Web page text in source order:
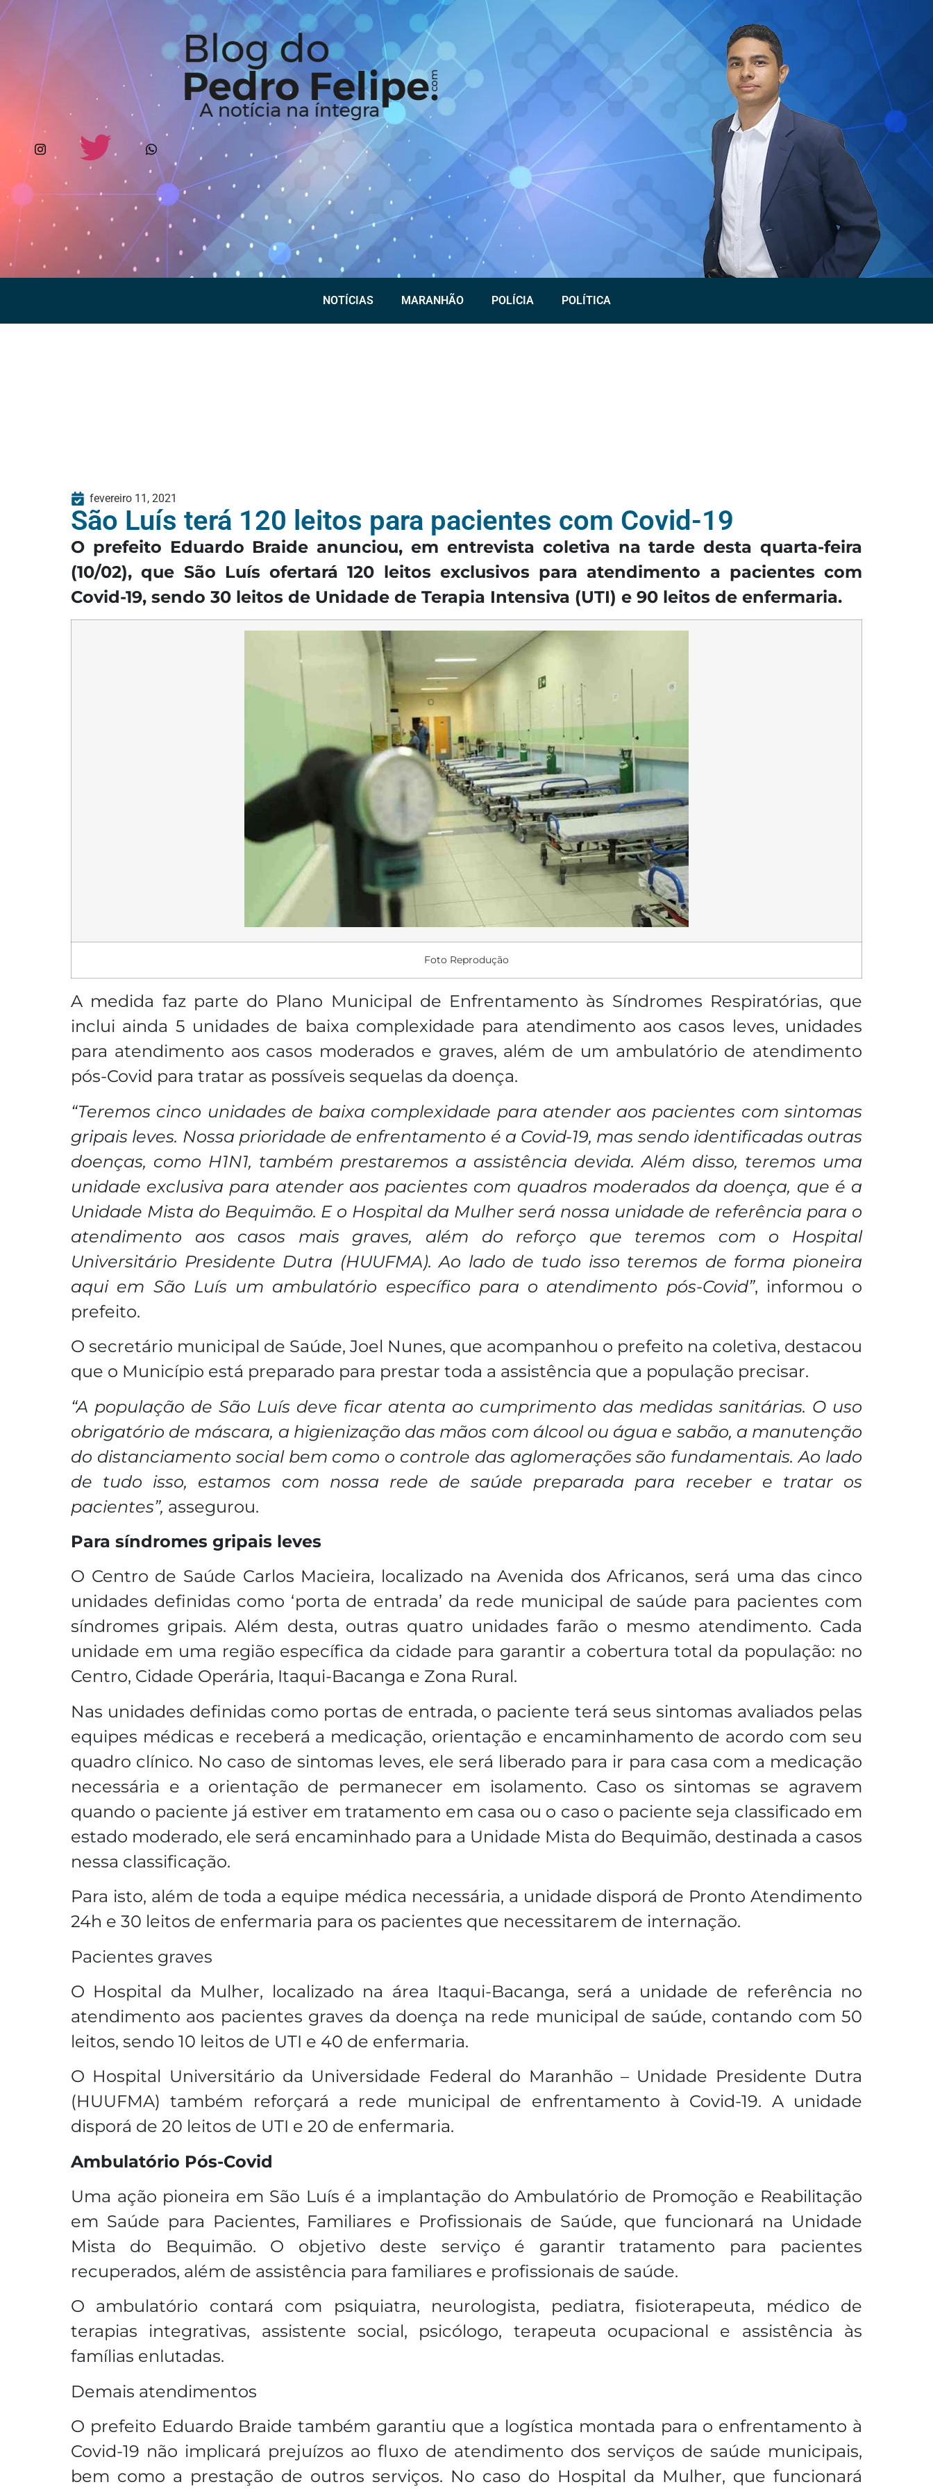
NOTÍCIAS MARANHÃO POLÍCIA POLÍTICA
fevereiro 11, 2021
São Luís terá 120 leitos para pacientes com Covid-19
O prefeito Eduardo Braide anunciou, em entrevista coletiva na tarde desta quarta-feira
(10/02), que São Luís ofertará 120 leitos exclusivos para atendimento a pacientes com
Covid-19, sendo 30 leitos de Unidade de Terapia Intensiva (UTI) e 90 leitos de enfermaria.
Foto Reprodução
A medida faz parte do Plano Municipal de Enfrentamento às Síndromes Respiratórias, que
inclui ainda 5 unidades de baixa complexidade para atendimento aos casos leves, unidades
para atendimento aos casos moderados e graves, além de um ambulatório de atendimento
pós-Covid para tratar as possíveis sequelas da doença.
“Teremos cinco unidades de baixa complexidade para atender aos pacientes com sintomas
gripais leves. Nossa prioridade de enfrentamento é a Covid-19, mas sendo identificadas outras
doenças, como H1N1, também prestaremos a assistência devida. Além disso, teremos uma
unidade exclusiva para atender aos pacientes com quadros moderados da doença, que é a
Unidade Mista do Bequimão. E o Hospital da Mulher será nossa unidade de referência para o
atendimento aos casos mais graves, além do reforço que teremos com o Hospital
Universitário Presidente Dutra (HUUFMA). Ao lado de tudo isso teremos de forma pioneira
aqui em São Luís um ambulatório específico para o atendimento pós-Covid”, informou o
prefeito.
O secretário municipal de Saúde, Joel Nunes, que acompanhou o prefeito na coletiva, destacou
que o Município está preparado para prestar toda a assistência que a população precisar.
“A população de São Luís deve ficar atenta ao cumprimento das medidas sanitárias. O uso
obrigatório de máscara, a higienização das mãos com álcool ou água e sabão, a manutenção
do distanciamento social bem como o controle das aglomerações são fundamentais. Ao lado
de tudo isso, estamos com nossa rede de saúde preparada para receber e tratar os
pacientes”, assegurou.
Para síndromes gripais leves
O Centro de Saúde Carlos Macieira, localizado na Avenida dos Africanos, será uma das cinco
unidades definidas como ‘porta de entrada’ da rede municipal de saúde para pacientes com
síndromes gripais. Além desta, outras quatro unidades farão o mesmo atendimento. Cada
unidade em uma região específica da cidade para garantir a cobertura total da população: no
Centro, Cidade Operária, Itaqui-Bacanga e Zona Rural.
Nas unidades definidas como portas de entrada, o paciente terá seus sintomas avaliados pelas
equipes médicas e receberá a medicação, orientação e encaminhamento de acordo com seu
quadro clínico. No caso de sintomas leves, ele será liberado para ir para casa com a medicação
necessária e a orientação de permanecer em isolamento. Caso os sintomas se agravem
quando o paciente já estiver em tratamento em casa ou o caso o paciente seja classificado em
estado moderado, ele será encaminhado para a Unidade Mista do Bequimão, destinada a casos
nessa classificação.
Para isto, além de toda a equipe médica necessária, a unidade disporá de Pronto Atendimento
24h e 30 leitos de enfermaria para os pacientes que necessitarem de internação.
Pacientes graves
O Hospital da Mulher, localizado na área Itaqui-Bacanga, será a unidade de referência no
atendimento aos pacientes graves da doença na rede municipal de saúde, contando com 50
leitos, sendo 10 leitos de UTI e 40 de enfermaria.
O Hospital Universitário da Universidade Federal do Maranhão – Unidade Presidente Dutra
(HUUFMA) também reforçará a rede municipal de enfrentamento à Covid-19. A unidade
disporá de 20 leitos de UTI e 20 de enfermaria.
Ambulatório Pós-Covid
Uma ação pioneira em São Luís é a implantação do Ambulatório de Promoção e Reabilitação
em Saúde para Pacientes, Familiares e Profissionais de Saúde, que funcionará na Unidade
Mista do Bequimão. O objetivo deste serviço é garantir tratamento para pacientes
recuperados, além de assistência para familiares e profissionais de saúde.
O ambulatório contará com psiquiatra, neurologista, pediatra, fisioterapeuta, médico de
terapias integrativas, assistente social, psicólogo, terapeuta ocupacional e assistência às
famílias enlutadas.
Demais atendimentos
O prefeito Eduardo Braide também garantiu que a logística montada para o enfrentamento à
Covid-19 não implicará prejuízos ao fluxo de atendimento dos serviços de saúde municipais,
bem como a prestação de outros serviços. No caso do Hospital da Mulher, que funcionará